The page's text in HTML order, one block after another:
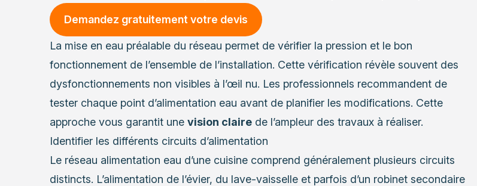
Demandez gratuitement votre devis
La mise en eau préalable du réseau permet de vérifier la pression et le bon
fonctionnement de l’ensemble de l’installation. Cette vérification révèle souvent des
dysfonctionnements non visibles à l’œil nu. Les professionnels recommandent de
tester chaque point d’alimentation eau avant de planifier les modifications. Cette
approche vous garantit une vision clairede l’ampleur des travaux à réaliser.
Identifier les différents circuits d’alimentation
Le réseau alimentation eau d’une cuisine comprend généralement plusieurs circuits
distincts. L’alimentation de l’évier, du lave-vaisselle et parfois d’un robinet secondaire